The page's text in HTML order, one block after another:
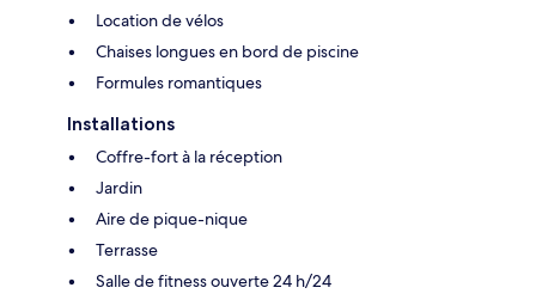
Location de vélos
Chaises longues en bord de piscine
Formules romantiques
Installations
Coffre-fort à la réception
Jardin
Aire de pique-nique
Terrasse
Salle de fitness ouverte 24 h/24